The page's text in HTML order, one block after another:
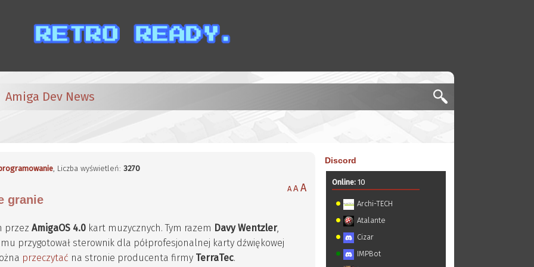
Amiga Dev News
, Liczba wyświetleń:3270
A AA
granie
przezAmigaOS 4.0 kart muzycznych. Tym razem Davy Wentzler,
przygotował sterownik dla półprofesjonalnej karty dźwiękowej
przeczytać na stronie producenta firmy TerraTec.
Discord
Online:10
Archi-TECH
Atalante
Cizar
IMPBot